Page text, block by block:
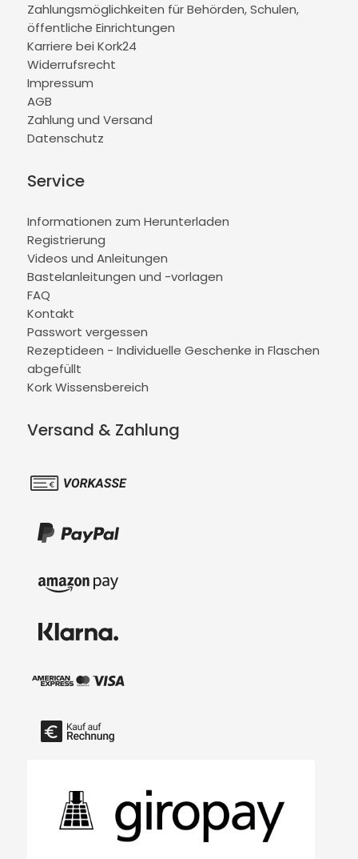
Zahlungsmöglichkeiten für Behörden, Schulen,
öffentliche Einrichtungen
Karriere bei Kork24
Widerrufsrecht
Impressum
AGB
Zahlung und Versand
Datenschutz
Service
Informationen zum Herunterladen
Registrierung
Videos und Anleitungen
Bastelanleitungen und -vorlagen
FAQ
Kontakt
Passwort vergessen
Rezeptideen - Individuelle Geschenke in Flaschen
abgefüllt
Kork Wissensbereich
Versand & Zahlung